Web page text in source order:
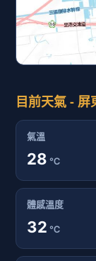
目前天氣 - 屏
氣溫
28 ℃
體感溫度
32 ℃